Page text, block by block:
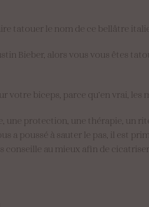
tatouer le nom de ce bellâtre
Bieber, alors vous vous êtes
votre biceps, parce qu’en vrai, les
une protection, une thérapie, un
a poussé à sauter le pas, il est
conseille au mieux afin de